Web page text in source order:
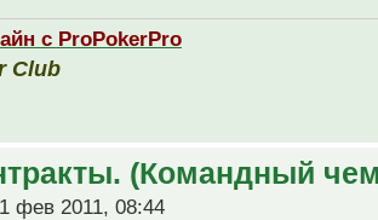
с ProPokerPro
Club
(Командный
фев 2011, 08:44